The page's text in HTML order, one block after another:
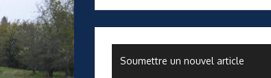
Soumettre un nouvel article